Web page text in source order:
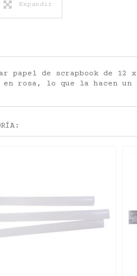
Expandir
papel de scrapbook de 12
rosa, lo que la hacen